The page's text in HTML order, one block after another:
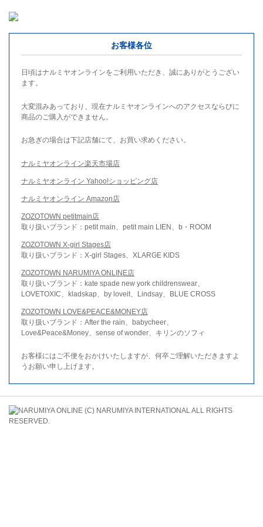
お客様各位
日頃はナルミヤオンラインをご利用いただき、誠にありがとうござい
ます。
大変混みあっており、現在ナルミヤオンラインへのアクセスならびに
商品のご購入ができません。
お急ぎの場合は下記店舗にて、お買い求めください。
ナルミヤオンライン楽天市場店
ナルミヤオンライン Yahoo!ショッピング店
ナルミヤオンライン Amazon店
ZOZOTOWN petitmain店
取り扱いブランド：petit main、petit main LIEN、b・ROOM
ZOZOTOWN X-girl Stages店
取り扱いブランド：X-girl Stages、XLARGE KIDS
ZOZOTOWN NARUMIYA ONLINE店
取り扱いブランド：kate spade new york childrenswear、
LOVETOXIC、kladskap、by loveit、Lindsay、BLUE CROSS
ZOZOTOWN LOVE&PEACE&MONEY店
取り扱いブランド：After the rain、babycheer、
Love&Peace&Money、sense of wonder、キリンのソフィ
お客様にはご不便をおかけいたしますが、何卒ご理解いただきますよ
うお願い申し上げます。